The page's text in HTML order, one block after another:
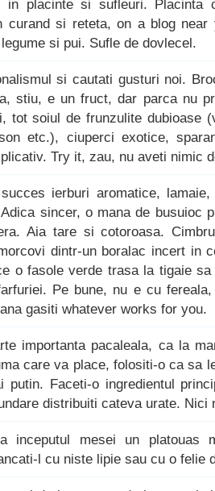
in placinte si sufleuri. Placinta
curand si reteta, on a blog near
si pui. Sufle de dovlecel.
si cautati gusturi noi.
stiu, e un fruct, dar parca nu
tot soiul de frunzulite dubioase
etc.), ciuperci exotice,
Try it, zau, nu aveti nimic
ierburi aromatice,
sincer, o mana de busuioc
Aia tare si cotoroasa.
dintr-un boralac incert in
o fasole verde trasa la tigaie
Pe bune, nu e cu
gasiti whatever works for you.
importanta pacaleala, ca la
care va place, folositi-o ca sa
putin. Faceti-o ingredientul
distribuiti cateva urate.
inceputul mesei un platouas
l cu niste lipie sau cu o felie